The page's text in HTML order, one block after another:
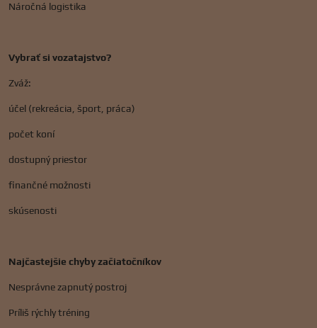
Náročná logistika
Vybrať si vozatajstvo?
Zváž:
účel (rekreácia, šport, práca)
počet koní
dostupný priestor
finančné možnosti
skúsenosti
Najčastejšie chyby začiatočníkov
Nesprávne zapnutý postroj
Príliš rýchly tréning